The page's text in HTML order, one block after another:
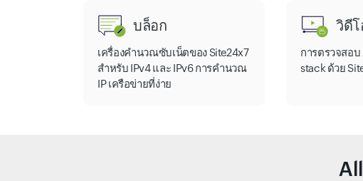
บล็อก
เครื่องคำนวณซับเน็ตของ Site24x7
สำหรับ IPv4 และ IPv6 การคำนวณ
IP เครือข่ายที่ง่าย
วิดีโ
การตรวจสอบ
stack ด้วย